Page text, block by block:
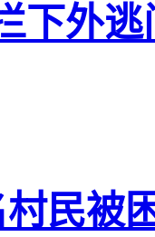
下外
村民被